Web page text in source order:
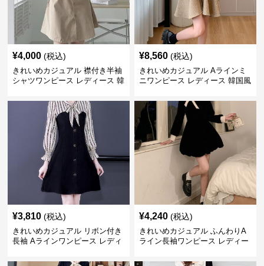
¥4,000 (税込)
きれいめカジュアル 襟付き半袖
シャツワンピース レディース 韓
ト ウエストマーク スタイルアッ
プ Aライン 小柄さん◎
¥8,560 (税込)
きれいめカジュアル Aラインミ
ニワンピース レディース 韓国風
上丈 春秋 ウエストマーク 上品
エレガント
¥3,810 (税込)
きれいめカジュアル リボン付き
長袖 Aラインワンピース レディ
り替え 膝上丈 細見え フェミニ
¥4,240 (税込)
きれいめカジュアル ふんわりA
ライン長袖ワンピース レディー
ト フェミニン 上品 おしゃれ